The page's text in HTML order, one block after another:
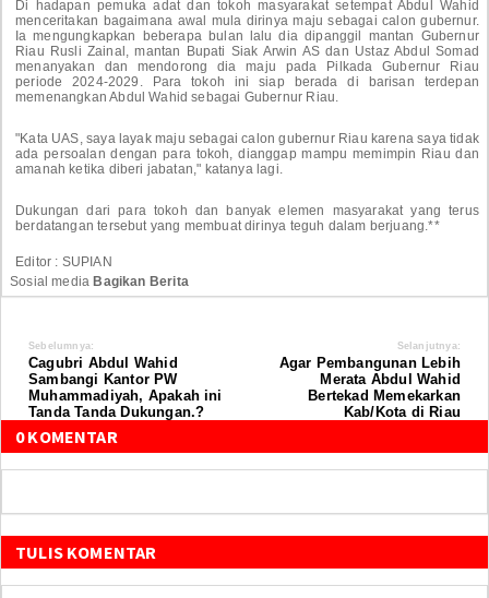
Di hadapan pemuka adat dan tokoh masyarakat setempat Abdul Wahid
menceritakan bagaimana awal mula dirinya maju sebagai calon gubernur.
Ia mengungkapkan beberapa bulan lalu dia dipanggil mantan Gubernur
Riau Rusli Zainal, mantan Bupati Siak Arwin AS dan Ustaz Abdul Somad
menanyakan dan mendorong dia maju pada Pilkada Gubernur Riau
periode 2024-2029. Para tokoh ini siap berada di barisan terdepan
memenangkan Abdul Wahid sebagai Gubernur Riau.
"Kata UAS, saya layak maju sebagai calon gubernur Riau karena saya tidak
ada persoalan dengan para tokoh, dianggap mampu memimpin Riau dan
amanah ketika diberi jabatan," katanya lagi.
Dukungan dari para tokoh dan banyak elemen masyarakat yang terus
berdatangan tersebut yang membuat dirinya teguh dalam berjuang.**
Editor : SUPIAN
Sosial media Bagikan Berita
Sebelumnya:
Cagubri Abdul Wahid
Sambangi Kantor PW
Muhammadiyah, Apakah ini
Tanda Tanda Dukungan.?
Selanjutnya:
Agar Pembangunan Lebih
Merata Abdul Wahid
Bertekad Memekarkan
Kab/Kota di Riau
0 KOMENTAR
TULIS KOMENTAR